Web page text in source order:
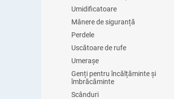
Umidificatoare
Mânere de siguranță
Perdele
Uscătoare de rufe
Umerașe
Genți pentru încălțăminte și
îmbrăcăminte
Scânduri